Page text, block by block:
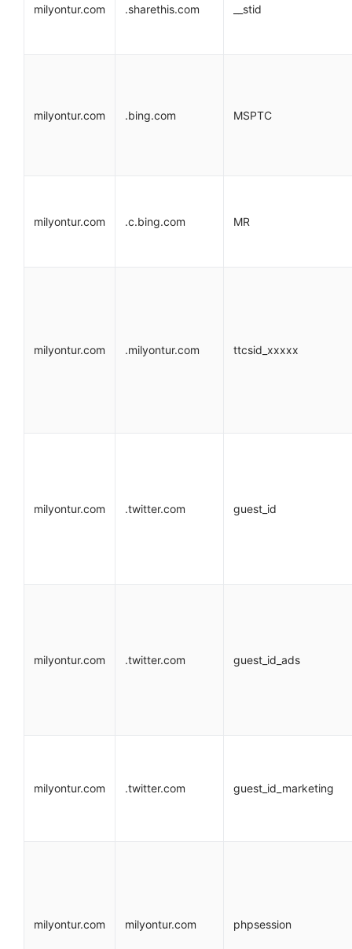
milyontur.com .sharethis.com __stid
milyontur.com .bing.com MSPTC
milyontur.com .c.bing.com MR
milyontur.com .milyontur.com ttcsid_xxxxx
milyontur.com .twitter.com guest_id
milyontur.com .twitter.com guest_id_ads
milyontur.com .twitter.com guest_id_marketing
milyontur.com milyontur.com phpsession